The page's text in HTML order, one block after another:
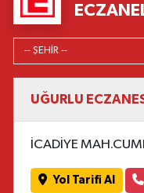
UĞURLU
İCADİYE
Yol Tarifi Al